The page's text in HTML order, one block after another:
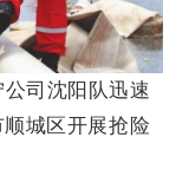
司沈阳队迅速
城区开展抢险